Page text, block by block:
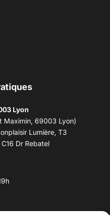
Lyon
Maximin, 69003 Lyon)
Lumière, T3
Dr Rebatel